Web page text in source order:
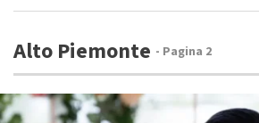
Alto Piemonte - Pagina 2